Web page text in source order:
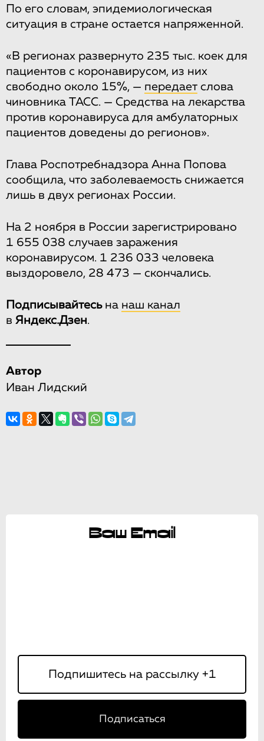
По его словам, эпидемиологическая
ситуация в стране остается напряженной.
«В регионах развернуто 235 тыс. коек для
пациентов с коронавирусом, из них
свободно около 15%, — передает слова
чиновника ТАСС. — Средства на лекарства
против коронавируса для амбулаторных
пациентов доведены до регионов».
Глава Роспотребнадзора Анна Попова
сообщила, что заболеваемость снижается
лишь в двух регионах России.
На 2 ноября в России зарегистрировано
1 655 038 случаев заражения
коронавирусом. 1 236 033 человека
выздоровело, 28 473 — скончались.
Подписывайтесьна наш канал
в Яндекс.Дзен.
Автор
Иван Лидский
Ваш Email
Подписаться